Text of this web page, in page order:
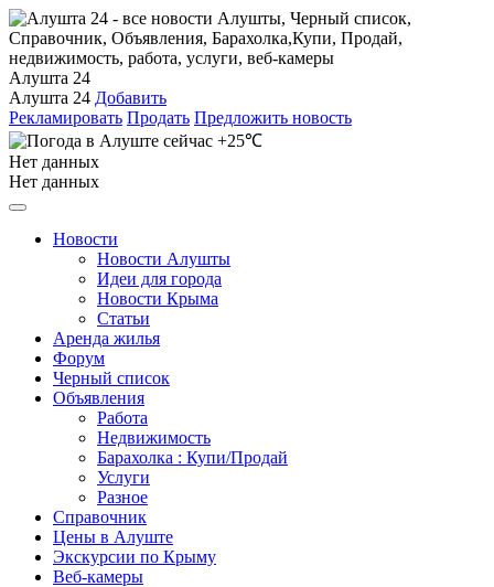
Алушта 24
Алушта 24 Добавить
Рекламировать Продать Предложить новость
+25℃
Нет данных
Нет данных
Новости
Новости Алушты
Идеи для города
Новости Крыма
Статьи
Аренда жилья
Форум
Черный список
Объявления
Работа
Недвижимость
Барахолка : Купи/Продай
Услуги
Разное
Справочник
Цены в Алуште
Экскурсии по Крыму
Веб-камеры